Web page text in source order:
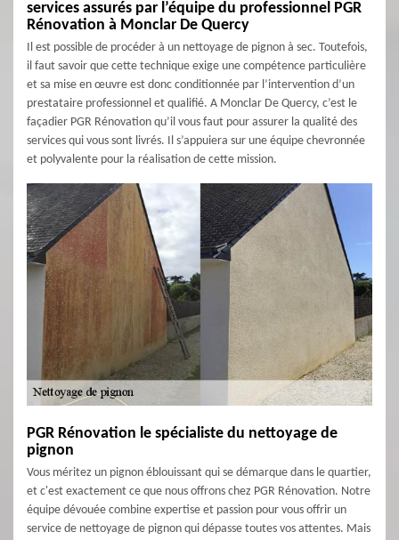
services assurés par l’équipe du professionnel PGR
Rénovation à Monclar De Quercy
Il est possible de procéder à un nettoyage de pignon à sec. Toutefois,
il faut savoir que cette technique exige une compétence particulière
et sa mise en œuvre est donc conditionnée par l’intervention d’un
prestataire professionnel et qualifié. A Monclar De Quercy, c’est le
façadier PGR Rénovation qu’il vous faut pour assurer la qualité des
services qui vous sont livrés. Il s’appuiera sur une équipe chevronnée
et polyvalente pour la réalisation de cette mission.
PGR Rénovation le spécialiste du nettoyage de
pignon
Vous méritez un pignon éblouissant qui se démarque dans le quartier,
et c'est exactement ce que nous offrons chez PGR Rénovation. Notre
équipe dévouée combine expertise et passion pour vous offrir un
service de nettoyage de pignon qui dépasse toutes vos attentes. Mais